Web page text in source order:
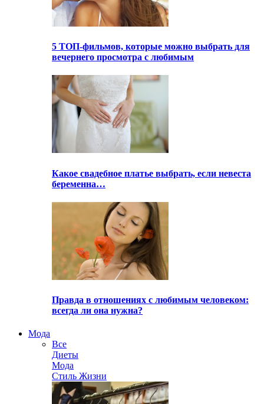
5 ТОП-фильмов, которые можно выбрать для
вечернего просмотра с любимым
Какое свадебное платье выбрать, если невеста
беременна…
Правда в отношениях с любимым человеком:
всегда ли она нужна?
Мода
Все
Диеты
Мода
Стиль Жизни